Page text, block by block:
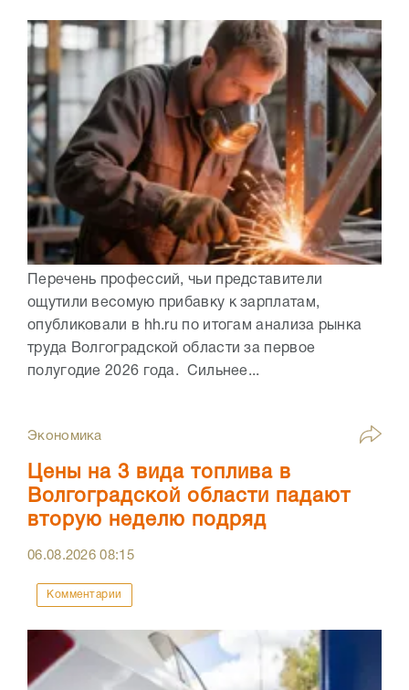
Перечень профессий, чьи представители
ощутили весомую прибавку к зарплатам,
опубликовали в hh.ru по итогам анализа рынка
труда Волгоградской области за первое
полугодие 2026 года. Сильнее...
Экономика
Цены на 3 вида топлива в
Волгоградской области падают
вторую неделю подряд
06.08.202608:15
Комментарии